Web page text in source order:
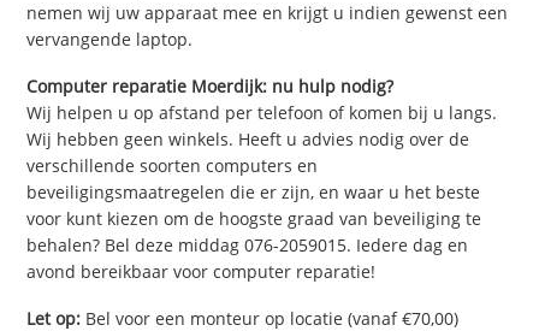
nemen wij uw apparaat mee en krijgt u indien gewenst een
vervangende laptop.
Computer reparatie Moerdijk: nu hulp nodig?
Wij helpen u op afstand per telefoon of komen bij u langs.
Wij hebben geen winkels. Heeft u advies nodig over de
verschillende soorten computers en
beveiligingsmaatregelen die er zijn, en waar u het beste
voor kunt kiezen om de hoogste graad van beveiliging te
behalen? Bel deze middag 076-2059015. Iedere dag en
avond bereikbaar voor computer reparatie!
Let op: Bel voor een monteur op locatie (vanaf €70,00)